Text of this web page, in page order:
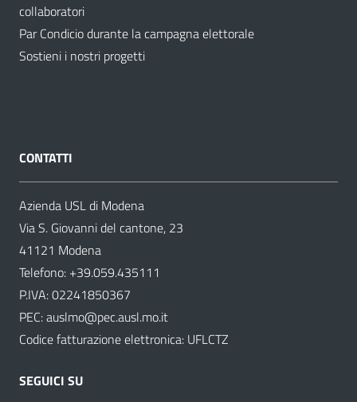
collaboratori
Par Condicio durante la campagna elettorale
Sostieni i nostri progetti
CONTATTI
Azienda USL di Modena
Via S. Giovanni del cantone, 23
41121 Modena
Telefono: +39.059.435111
P.IVA: 02241850367
PEC:auslmo@pec.ausl.mo.it
Codice fatturazione elettronica: UFLCTZ
SEGUICI SU